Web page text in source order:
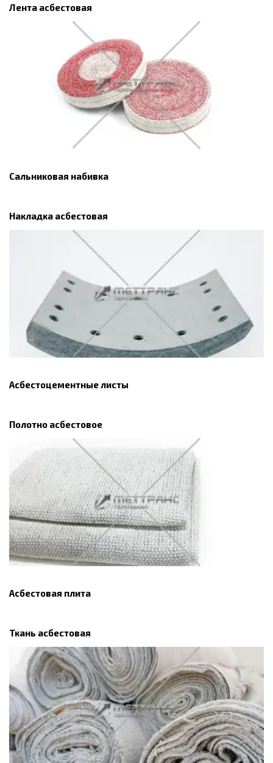
Лента асбестовая
Сальниковая набивка
Накладка асбестовая
Асбестоцементные листы
Полотно асбестовое
Асбестовая плита
Ткань асбестовая